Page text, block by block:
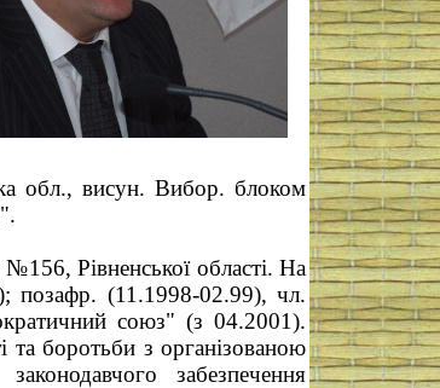
обл., висун. Вибор. блоком
Рівненської області. На
позафр. (11.1998-02.99), чл.
союз" (з 04.2001).
та боротьби з організованою
забезпечення